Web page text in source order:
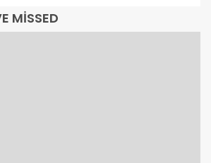
MISSED